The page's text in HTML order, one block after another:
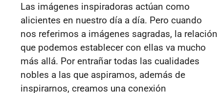
Las imágenes inspiradoras actúan como
alicientes en nuestro día a día. Pero cuando
nos referimos a imágenes sagradas, la relación
que podemos establecer con ellas va mucho
más allá. Por entrañar todas las cualidades
nobles a las que aspiramos, además de
inspirarnos, creamos una conexión